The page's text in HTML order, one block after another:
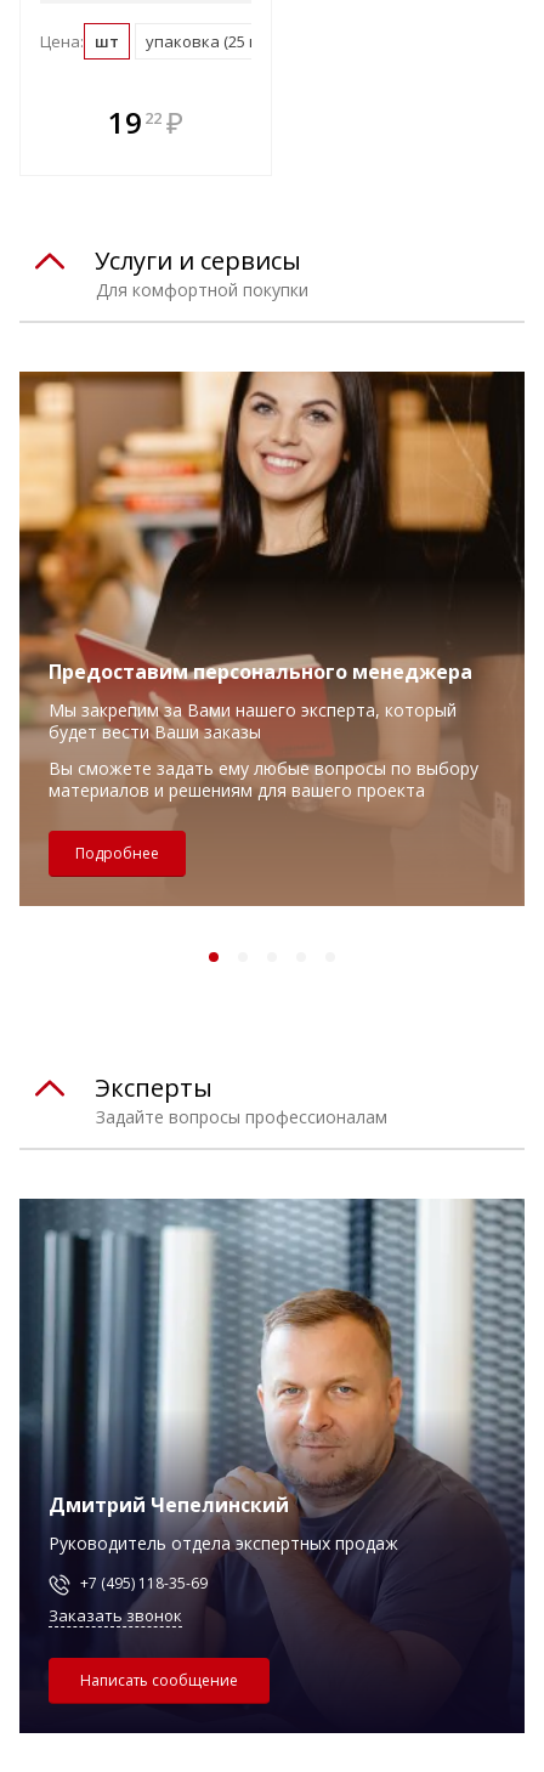
Цена: шт упаковка (25 шт)
19 22 ₽
Для комфортной покупки
Услуги и сервисы
Предоставим персонального менеджера
Мы закрепим за Вами нашего эксперта, который
будет вести Ваши заказы
Вы сможете задать ему любые вопросы по выбору
материалов и решениям для вашего проекта
Подробнее
Задайте вопросы профессионалам
Эксперты
Дмитрий Чепелинский
Руководитель отдела экспертных продаж
+7 (495) 118-35-69
Заказать звонок
Написать сообщение